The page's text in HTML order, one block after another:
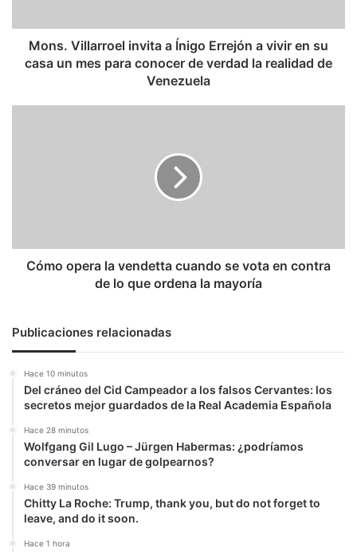
en
casa
Mons. Villarroel invita a Ínigo Errejón a vivir en su
casa un mes para conocer de verdad la realidad de
Venezuela
contra
la
Cómo opera la vendetta cuando se vota en contra
de lo que ordena la mayoría
Publicaciones relacionadas
Hace 10 minutos
Del cráneo del Cid Campeador a los falsos Cervantes: los
secretos mejor guardados de la Real Academia Española
Hace 28 minutos
Wolfgang Gil Lugo – Jürgen Habermas: ¿podríamos
conversar en lugar de golpearnos?
Hace 39 minutos
Chitty La Roche: Trump, thank you, but do not forget to
leave, and do it soon.
Hace 1 hora